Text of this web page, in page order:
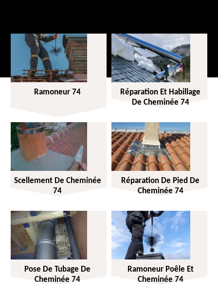
Ramoneur 74
Réparation Et Habillage
De Cheminée 74
Scellement De Cheminée
74
Réparation De Pied De
Cheminée 74
Pose De Tubage De
Cheminée 74
Ramoneur Poêle Et
Cheminée 74